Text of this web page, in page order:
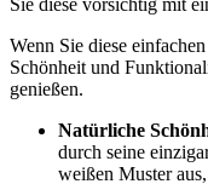
Wenn Sie diese
Schönheit und
genießen.
Natürliche
durch seine
weißen Muster